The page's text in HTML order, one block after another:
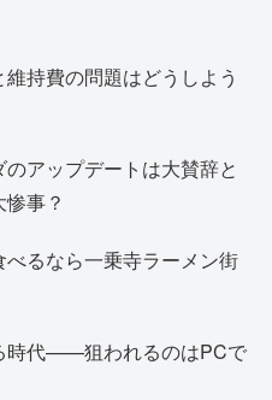
持費の問題はどうしよう
アップデートは大賛辞と
事？
るなら一乗寺ラーメン街
時代——狙われるのはPCで